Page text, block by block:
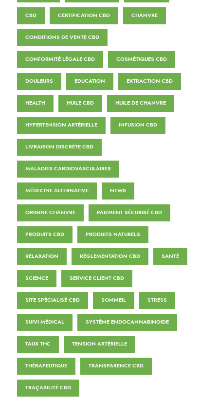
CBD CERTIFICATION CBD CHANVRE
CONDITIONS DE VENTE CBD
CONFORMITÉ LÉGALE CBD COSMÉTIQUES CBD
DOULEURS EDUCATION EXTRACTION CBD
HEALTH HUILE CBD HUILE DE CHANVRE
HYPERTENSION ARTÉRIELLE INFUSION CBD
LIVRAISON DISCRÈTE CBD
MALADIES CARDIOVASCULAIRES
MÉDECINE ALTERNATIVE NEWS
ORIGINE CHANVRE PAIEMENT SÉCURISÉ CBD
PRODUITS CBD PRODUITS NATURELS
RELAXATION RÉGLEMENTATION CBD SANTÉ
SCIENCE SERVICE CLIENT CBD
SITE SPÉCIALISÉ CBD SOMMEIL STRESS
SUIVI MÉDICAL SYSTÈME ENDOCANNABINOÏDE
TAUX THC TENSION ARTÉRIELLE
THÉRAPEUTIQUE TRANSPARENCE CBD
TRAÇABILITÉ CBD